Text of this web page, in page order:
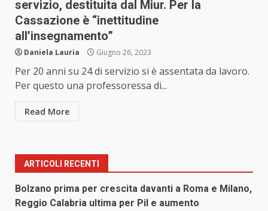
servizio, destituita dal Miur. Per la
Cassazione è “inettitudine
all’insegnamento”
Daniela Lauria Giugno 26, 2023
Per 20 anni su 24 di servizio si è assentata da lavoro.
Per questo una professoressa di...
Read More
ARTICOLI RECENTI
Bolzano prima per crescita davanti a Roma e Milano,
Reggio Calabria ultima per Pil e aumento